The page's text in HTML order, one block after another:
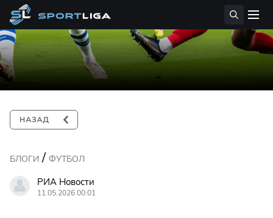
БЛОГИ / ФУТБОЛ
РИА Новости
11.05.2026 00:01